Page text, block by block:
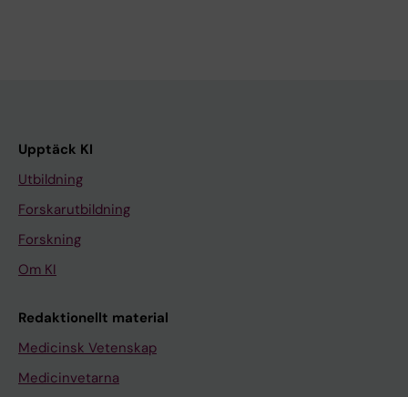
Upptäck KI
Utbildning
Forskarutbildning
Forskning
Om KI
Redaktionellt material
Medicinsk Vetenskap
Medicinvetarna